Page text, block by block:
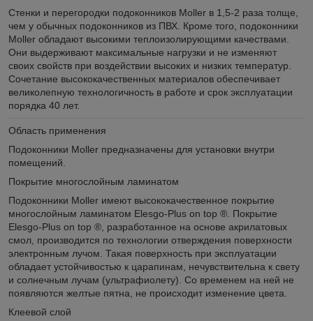
Стенки и перегородки подоконников Moller в 1,5-2 раза толще,
чем у обычных подоконников из ПВХ. Кроме того, подоконники
Moller обладают высокими теплоизолирующими качествами.
Они выдерживают максимальные нагрузки и не изменяют
своих свойств при воздействии высоких и низких температур.
Сочетание высококачественных материалов обеспечивает
великолепную технологичность в работе и срок эксплуатации
порядка 40 лет.
Область применения
Подоконники Moller предназначены для установки внутри
помещений.
Покрытие многослойным ламинатом
Подоконники Moller имеют высококачественное покрытие
многослойным ламинатом Elesgo-Plus on top ®. Покрытие
Elesgo-Plus on top ®, разработанное на основе акрилатовых
смол, производится по технологии отверждения поверхности
электронным лучом. Такая поверхность при эксплуатации
обладает устойчивостью к царапинам, нечувствительна к свету
и солнечным лучам (ультрафиолету). Со временем на ней не
появляются желтые пятна, не происходит изменение цвета.
Клеевой слой